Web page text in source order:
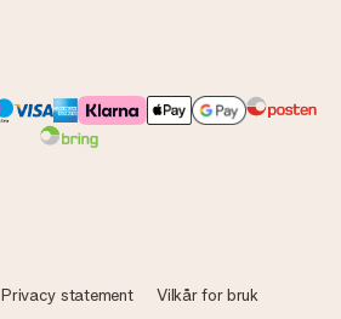
Privacy statement
Vilkår for bruk